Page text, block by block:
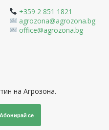
+359 2 851 1821
agrozona@agrozona.bg
office@agrozona.bg
на Агрозона.
Абонирай се